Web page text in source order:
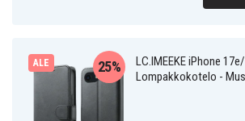
ALE
LC.IMEEKE iPhone
Lompakkokotelo -
25%